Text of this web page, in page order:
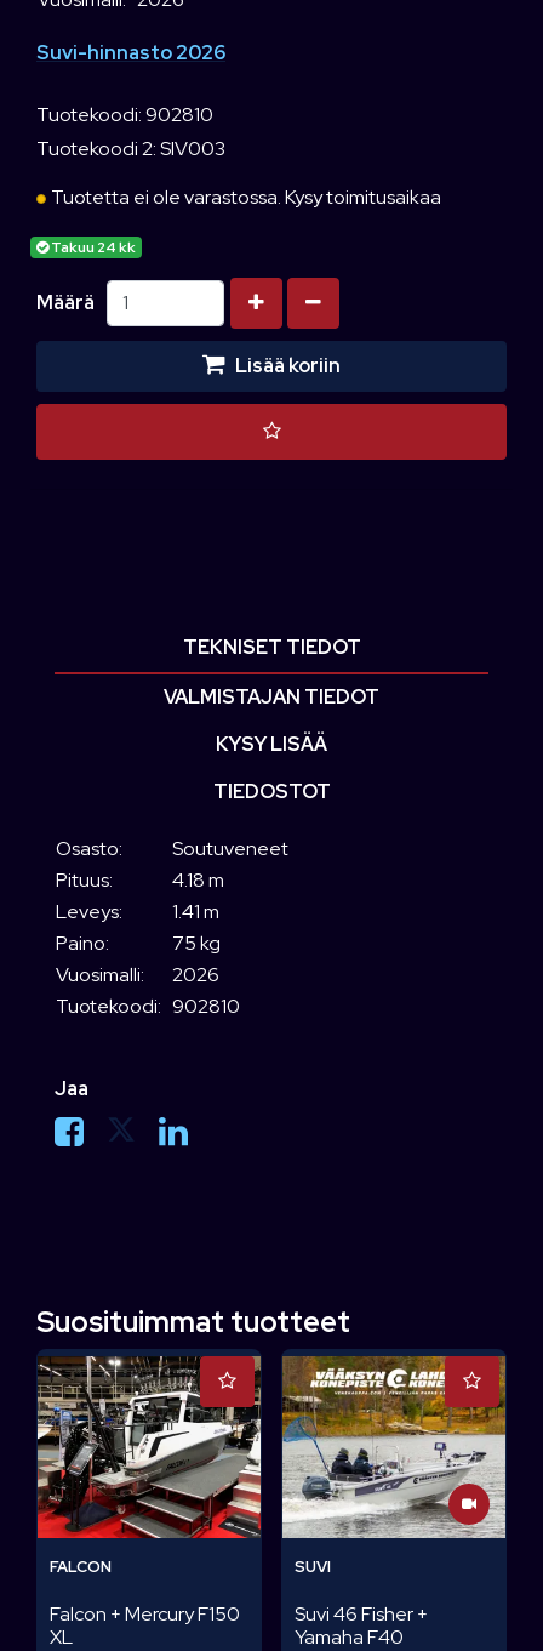
Suvi-hinnasto 2026
Tuotekoodi: 902810
Tuotekoodi 2: SIV003
Tuotetta ei ole varastossa. Kysy toimitusaikaa
Takuu 24 kk
Määrä Kasvata määrää
Vähennä määrää
Lisää koriin
TEKNISET TIEDOT
VALMISTAJAN TIEDOT
KYSY LISÄÄ
TIEDOSTOT
Osasto:
Soutuveneet
Pituus:
4.18 m
Leveys:
1.41 m
Paino:
75 kg
Vuosimalli:
2026
Tuotekoodi: 902810
Jaa
Suosituimmat tuotteet
FALCON
Falcon + Mercury F150
XL
SUVI
Suvi 46 Fisher +
Yamaha F40